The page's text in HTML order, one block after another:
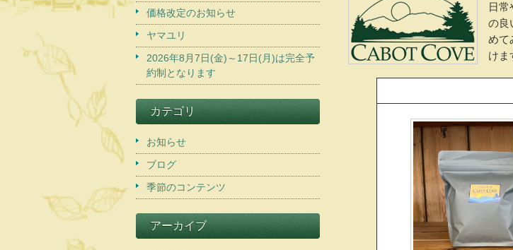
日
の良
めて
けま
価格改定のお知らせ
ヤマユリ
2026年8月7日(金)～17日(月)は完全予
約制となります
カテゴリ
お知らせ
ブログ
季節のコンテンツ
アーカイブ